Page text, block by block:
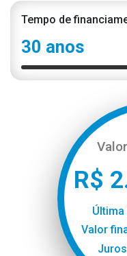
Tempo de
30 anos
R$
Última
Valor